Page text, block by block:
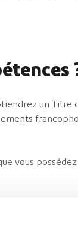
un Titre
vous